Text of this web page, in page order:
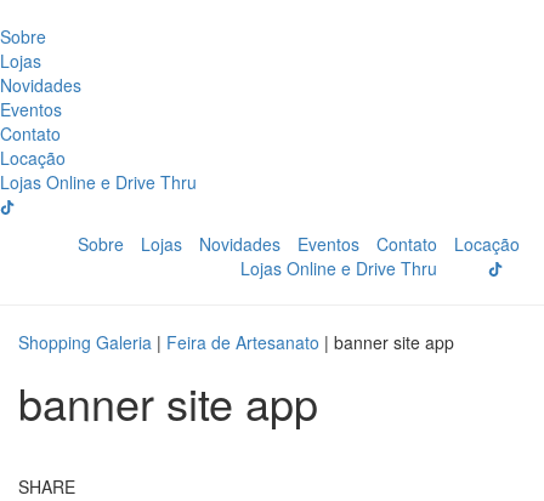
Sobre
Lojas
Novidades
Eventos
Contato
Locação
Lojas Online e Drive Thru
Sobre Lojas Novidades Eventos Contato
Locação
Lojas Online e Drive Thru
Shopping Galeria | Feira de Artesanato | banner site app
banner site app
SHARE